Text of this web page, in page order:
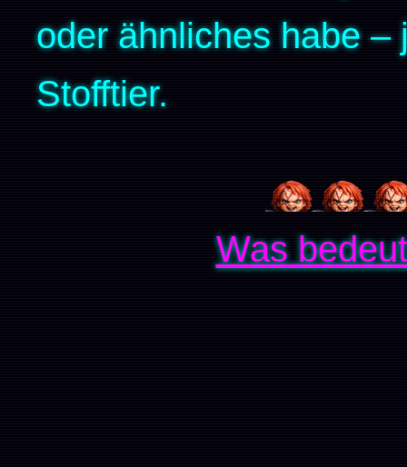
oder ähnliches habe –
Stofftier.
Was